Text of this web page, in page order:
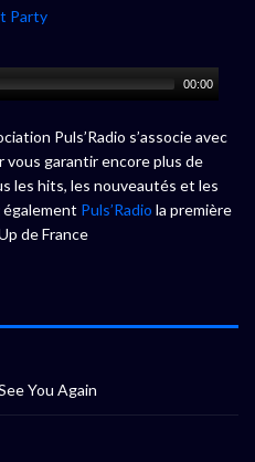
00:00
Puls’Radio s’associe avec
garantir encore plus de
les hits, les nouveautés et les
Puls’Radio la première
de France
You Again